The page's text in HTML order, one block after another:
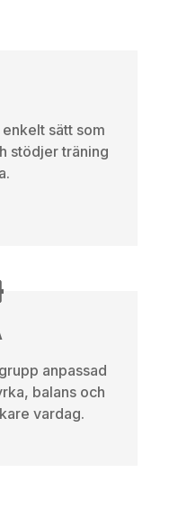
sätt som
stödjer träning
anpassad
balans och
vardag.